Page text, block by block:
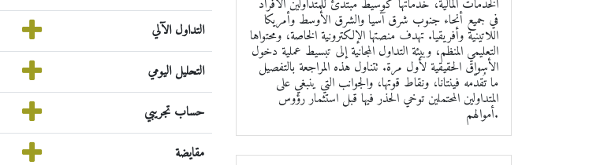
التداول الآلي
التحليل اليومي
حساب تجريبي
مقايضة
الخدمات المالية، خدماتها كوسيط مبتدئ للمتداولين الأفراد
في جميع أنحاء جنوب شرق آسيا والشرق الأوسط وأمريكا
اللاتينية وأفريقيا. تهدف منصتها الإلكترونية الخاصة، ومحتواها
التعليمي المنظم، وبيئة التداول المجانية إلى تبسيط عملية دخول
الأسواق الحقيقية لأول مرة. تتناول هذه المراجعة بالتفصيل
ما تُقدّمه فينتانا، ونقاط قوتها، والجوانب التي ينبغي على
المتداولين المحتملين توخي الحذر فيها قبل استثمار رؤوس
أموالهم.